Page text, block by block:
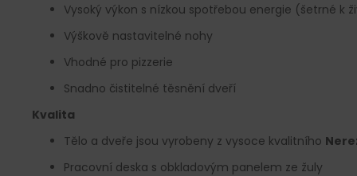
Vysoký výkon s nízkou spotřebou energie (šetrné k
Výškově nastavitelné nohy
Vhodné pro pizzerie
Snadno čistitelné těsnění dveří
Kvalita
Tělo a dveře jsou vyrobeny z vysoce kvalitního
Pracovní deska s obkladovým panelem ze žuly